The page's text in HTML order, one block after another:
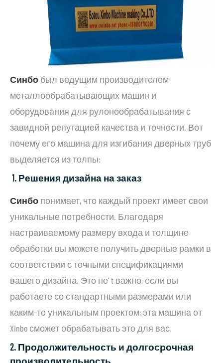
Синбо был ведущим производителем
металлообрабатывающих машин и
оборудования для рулонообрабатывания с
завидной репутацией качества и точности. Вот
почему его машина для изгибания дверных труб
выделяется из толпы:
1. Решения дизайна на заказ
Синбо понимает, что каждый проект имеет свои
уникальные потребности. Благодаря
настраиваемому размеру входа и толщине
обработки вы можете получить дверные рамки в
соответствии с точными спецификациями
вашего дизайна. Это не’ t важно, если вы
работаете со стандартными размерами или
каким-то уникальным проектом; эта машина от
Xinbo сможет обрабатывать это для вас.
2. Продолжительность и долгосрочная